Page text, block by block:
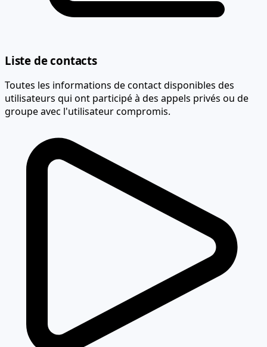
Liste de contacts
Toutes les informations de contact disponibles des
utilisateurs qui ont participé à des appels privés ou de
groupe avec l'utilisateur compromis.